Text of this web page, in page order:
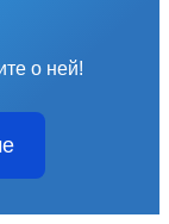
о ней!